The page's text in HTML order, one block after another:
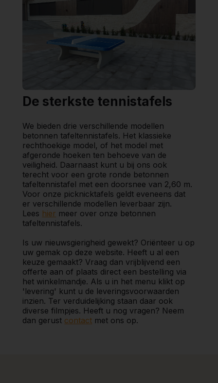
De sterkste tennistafels
We bieden drie verschillende modellen
betonnen tafeltennistafels. Het klassieke
rechthoekige model, of het model met
afgeronde hoeken ten behoeve van de
veiligheid. Daarnaast kunt u bij ons ook
terecht voor een grote ronde betonnen
tafeltennistafel met een doorsnee van 2,60 m.
Voor onze picknicktafels geldt eveneens dat
er verschillende modellen leverbaar zijn.
Lees hier meer over onze betonnen
tafeltennistafels.
Is uw nieuwsgierigheid gewekt? Oriënteer u op
uw gemak op deze website. Heeft u al een
keuze gemaakt? Vraag dan vrijblijvend een
offerte aan of plaats direct een bestelling via
het winkelmandje. Als u in het menu klikt op
'levering' kunt u de leveringsvoorwaarden
inzien. Ter verduidelijking staan daar ook
diverse filmpjes. Heeft u nog vragen? Neem
dan gerust contact met ons op.